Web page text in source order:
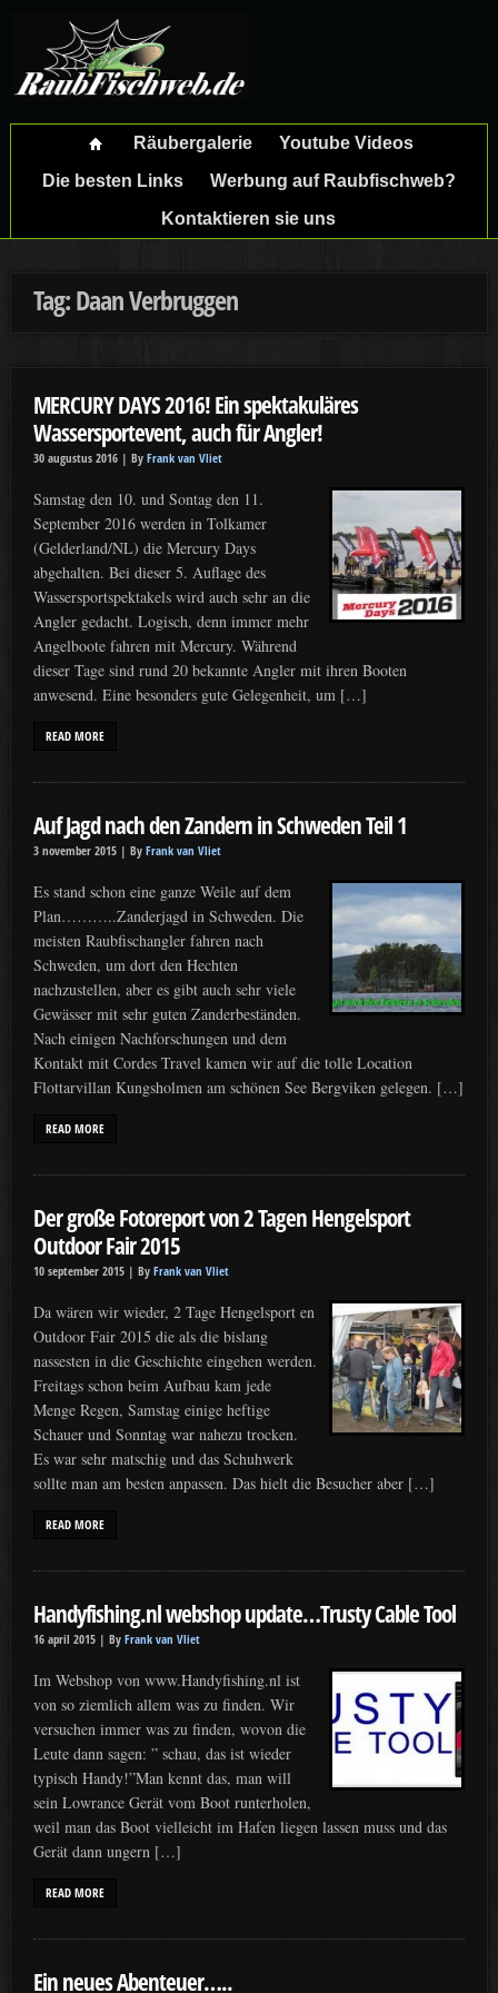
Räubergalerie
Youtube Videos
Die besten Links
Werbung auf Raubfischweb?
Kontaktieren sie uns
Tag: Daan Verbruggen
MERCURY DAYS 2016! Ein spektakuläres
Wassersportevent, auch für Angler!
30 augustus 2016 | By Frank van Vliet
Samstag den 10. und Sontag den 11.
September 2016 werden in Tolkamer
(Gelderland/NL) die Mercury Days
abgehalten. Bei dieser 5. Auflage des
Wassersportspektakels wird auch sehr an die
Angler gedacht. Logisch, denn immer mehr
Angelboote fahren mit Mercury. Während
dieser Tage sind rund 20 bekannte Angler mit ihren Booten
anwesend. Eine besonders gute Gelegenheit, um […]
READ MORE
Auf Jagd nach den Zandern in Schweden Teil 1
3 november 2015 | By Frank van Vliet
Es stand schon eine ganze Weile auf dem
Plan………..Zanderjagd in Schweden. Die
meisten Raubfischangler fahren nach
Schweden, um dort den Hechten
nachzustellen, aber es gibt auch sehr viele
Gewässer mit sehr guten Zanderbeständen.
Nach einigen Nachforschungen und dem
Kontakt mit Cordes Travel kamen wir auf die tolle Location
Flottarvillan Kungsholmen am schönen See Bergviken gelegen. […]
READ MORE
Der große Fotoreport von 2 Tagen Hengelsport
Outdoor Fair 2015
10 september 2015 | By Frank van Vliet
Da wären wir wieder, 2 Tage Hengelsport en
Outdoor Fair 2015 die als die bislang
nassesten in die Geschichte eingehen werden.
Freitags schon beim Aufbau kam jede
Menge Regen, Samstag einige heftige
Schauer und Sonntag war nahezu trocken.
Es war sehr matschig und das Schuhwerk
sollte man am besten anpassen. Das hielt die Besucher aber […]
READ MORE
Handyfishing.nl webshop update…Trusty Cable Tool
16 april 2015 | By Frank van Vliet
Im Webshop von www.Handyfishing.nl ist
von so ziemlich allem was zu finden. Wir
versuchen immer was zu finden, wovon die
Leute dann sagen: ” schau, das ist wieder
typisch Handy!”Man kennt das, man will
sein Lowrance Gerät vom Boot runterholen,
weil man das Boot vielleicht im Hafen liegen lassen muss und das
Gerät dann ungern […]
READ MORE
Ein neues Abenteuer…..